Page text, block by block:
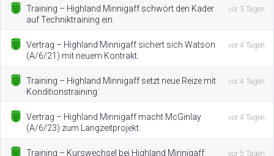
Training – Highland Minnigaff schwört den Kader
auf Techniktraining ein.
vor 3 Tagen
Vertrag – Highland Minnigaff sichert sich Watson
(A/6/21) mit neuem Kontrakt.
vor 4 Tagen
Training – Highland Minnigaff setzt neue Reize mit
Konditionstraining.
vor 4 Tagen
Vertrag – Highland Minnigaff macht McGinlay
(A/6/23) zum Langzeitprojekt.
vor 4 Tagen
Training – Kurswechsel bei Highland Minnigaff:
vor 5 Tagen